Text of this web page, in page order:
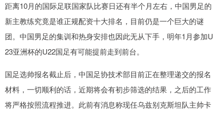
距离10月的国际足联国家队比赛日还有半个月左右，中国男足的
新主教练究竟是谁正规配资十大排名，目前仍是一个巨大的谜
团。中国男足的集训和热身安排也因此无从下手，明年1月参加U
23亚洲杯的U22国足有可能提前走到前台。
国足选帅报名截止后，中国足协技术部目前正在整理递交的报名
材料，一切顺利的话，近期将会有初步筛选的结果，之后的工作
将严格按照流程推进。此前有消息称现任乌兹别克斯坦队主帅卡